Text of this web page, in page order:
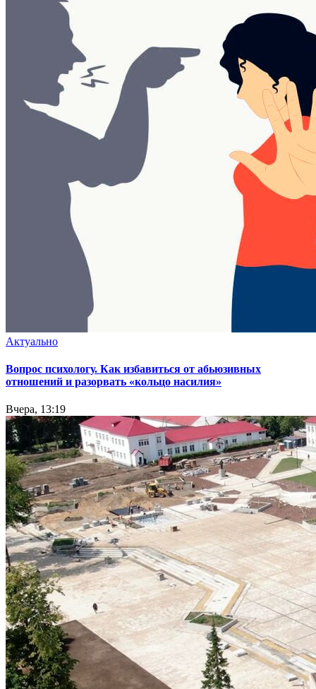
Актуально
Вопрос психологу. Как избавиться от абьюзивных
отношений и разорвать «кольцо насилия»
Вчера, 13:19